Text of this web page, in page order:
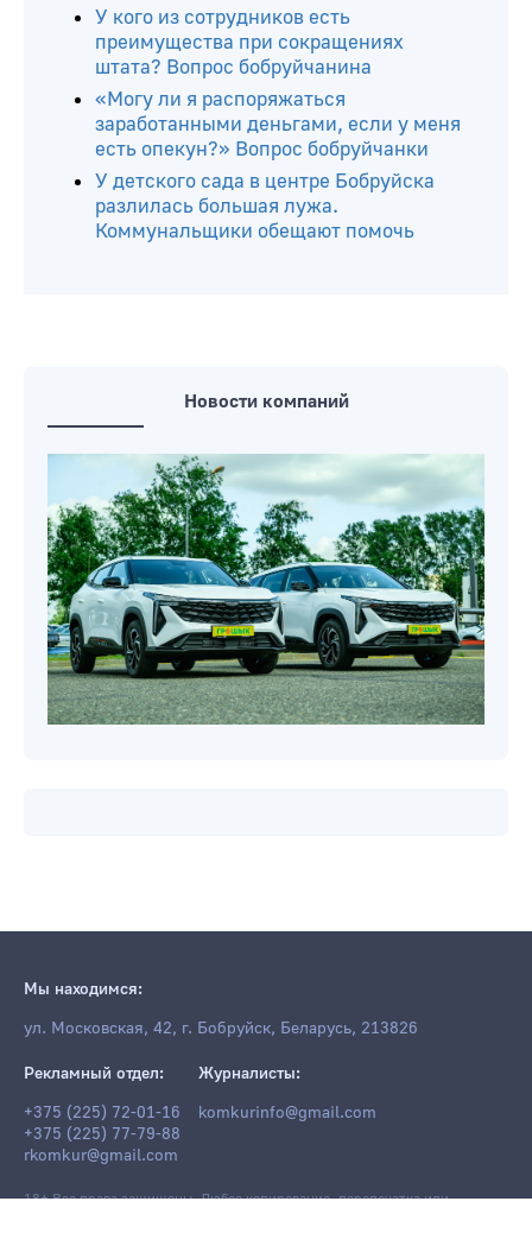
У кого из сотрудников есть
преимущества при сокращениях
штата? Вопрос бобруйчанина
«Могу ли я распоряжаться
заработанными деньгами, если у меня
есть опекун?» Вопрос бобруйчанки
У детского сада в центре Бобруйска
разлилась большая лужа.
Коммунальщики обещают помочь
Новости компаний
Мы находимся:
ул. Московская, 42, г. Бобруйск, Беларусь, 213826
Рекламный отдел:
+375 (225) 72-01-16
+375 (225) 77-79-88
rkomkur@gmail.com
Журналисты:
komkurinfo@gmail.com
18+ Все права защищены. Любое копирование, перепечатка или